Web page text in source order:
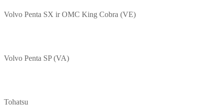
Volvo Penta SX ir OMC King Cobra (VE)
Volvo Penta SP (VA)
Tohatsu